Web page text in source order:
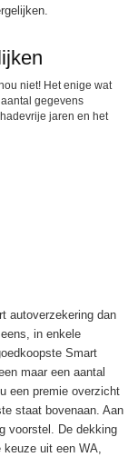
niet! Het enige wat
gegevens
jaren en het
autoverzekering dan
in enkele
Smart
maar een aantal
een premie overzicht
staat bovenaan. Aan
voorstel. De dekking
keuze uit een WA,